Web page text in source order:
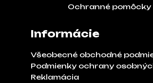
Ochranné pomôcky
Informácie
Všeobecné obchodné
Podmienky ochrany
Reklamácia